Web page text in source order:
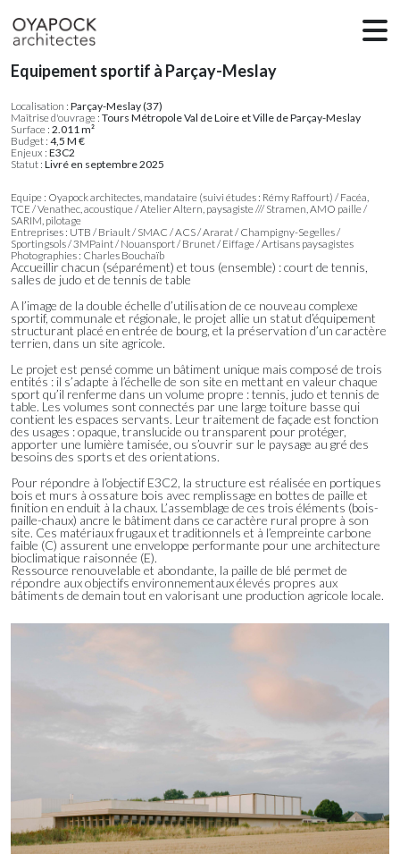
Equipement sportif à Parçay-Meslay
Localisation : Parçay-Meslay (37)
Maîtrise d'ouvrage : Tours Métropole Val de Loire et Ville de Parçay-Meslay
Surface : 2.011 m²
Budget : 4,5 M €
Enjeux : E3C2
Statut : Livré en septembre 2025
Equipe : Oyapock architectes, mandataire (suivi études : Rémy Raffourt) / Facéa,
TCE / Venathec, acoustique / Atelier Altern, paysagiste /// Stramen, AMO paille /
SARIM, pilotage
Entreprises : UTB / Briault / SMAC / ACS / Ararat / Champigny-Segelles /
Sportingsols / 3MPaint / Nouansport / Brunet / Eiffage / Artisans paysagistes
Photographies : Charles Bouchaïb
Accueillir chacun (séparément) et tous (ensemble) : court de tennis,
salles de judo et de tennis de table
A l’image de la double échelle d’utilisation de ce nouveau complexe
sportif, communale et régionale, le projet allie un statut d’équipement
structurant placé en entrée de bourg, et la préservation d’un caractère
terrien, dans un site agricole.
Le projet est pensé comme un bâtiment unique mais composé de trois
entités : il s’adapte à l’échelle de son site en mettant en valeur chaque
sport qu’il renferme dans un volume propre : tennis, judo et tennis de
table. Les volumes sont connectés par une large toiture basse qui
contient les espaces servants. Leur traitement de façade est fonction
des usages : opaque, translucide ou transparent pour protéger,
apporter une lumière tamisée, ou s’ouvrir sur le paysage au gré des
besoins des sports et des orientations.
Pour répondre à l’objectif E3C2, la structure est réalisée en portiques
bois et murs à ossature bois avec remplissage en bottes de paille et
finition en enduit à la chaux. L’assemblage de ces trois éléments (bois-
paille-chaux) ancre le bâtiment dans ce caractère rural propre à son
site. Ces matériaux frugaux et traditionnels et à l’empreinte carbone
faible (C) assurent une enveloppe performante pour une architecture
bioclimatique raisonnée (E).
Ressource renouvelable et abondante, la paille de blé permet de
répondre aux objectifs environnementaux élevés propres aux
bâtiments de demain tout en valorisant une production agricole locale.